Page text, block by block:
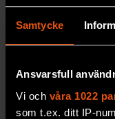
Samtycke
Ansvarsfull
Vi och våra 1022
som t.ex. ditt IP-
av denna
försörja en hel
Som lämplig
bevuxen,
sandblandad